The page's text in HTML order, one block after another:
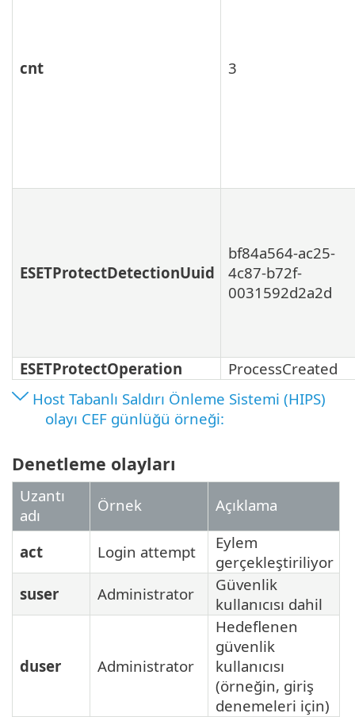
cnt 3
ESETProtectDetectionUuid
bf84a564-ac25-
4c87-b72f-
0031592d2a2d
ESETProtectOperation
ProcessCreated
Host Tabanlı Saldırı Önleme Sistemi (HIPS)
olayı CEF günlüğü örneği:
Denetleme olayları
Uzantı
adı
Örnek Açıklama
act Login attempt
Eylem
gerçekleştiriliyor
suser
Administrator
Güvenlik
kullanıcısı dahil
duser Administrator
Hedeflenen
güvenlik
kullanıcısı
(örneğin, giriş
denemeleri için)